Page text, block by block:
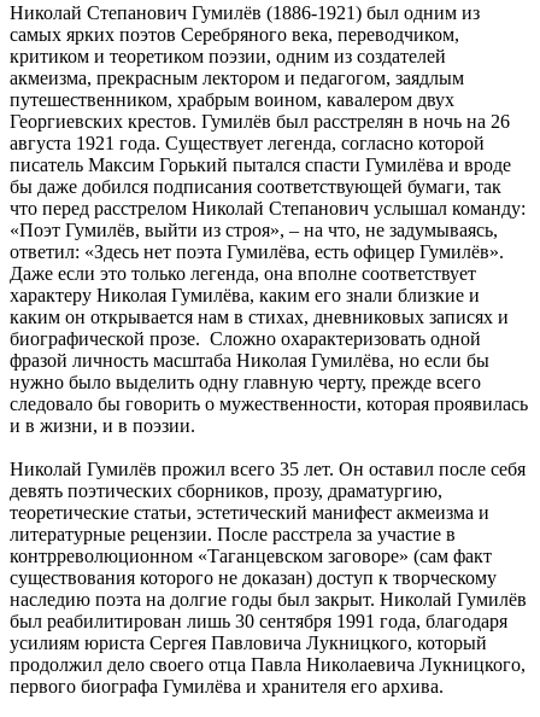
Николай Степанович Гумилёв (1886-1921) был одним из
самых ярких поэтов Серебряного века, переводчиком,
критиком и теоретиком поэзии, одним из создателей
акмеизма, прекрасным лектором и педагогом, заядлым
путешественником, храбрым воином, кавалером двух
Георгиевских крестов. Гумилёв был расстрелян в ночь на 26
августа 1921 года. Существует легенда, согласно которой
писатель Максим Горький пытался спасти Гумилёва и вроде
бы даже добился подписания соответствующей бумаги, так
что перед расстрелом Николай Степанович услышал команду:
«Поэт Гумилёв, выйти из строя», – на что, не задумываясь,
ответил: «Здесь нет поэта Гумилёва, есть офицер Гумилёв».
Даже если это только легенда, она вполне соответствует
характеру Николая Гумилёва, каким его знали близкие и
каким он открывается нам в стихах, дневниковых записях и
биографической прозе. Сложно охарактеризовать одной
фразой личность масштаба Николая Гумилёва, но если бы
нужно было выделить одну главную черту, прежде всего
следовало бы говорить о мужественности, которая проявилась
и в жизни, и в поэзии.
Николай Гумилёв прожил всего 35 лет. Он оставил после себя
девять поэтических сборников, прозу, драматургию,
теоретические статьи, эстетический манифест акмеизма и
литературные рецензии. После расстрела за участие в
контрреволюционном «Таганцевском заговоре» (сам факт
существования которого не доказан) доступ к творческому
наследию поэта на долгие годы был закрыт. Николай Гумилёв
был реабилитирован лишь 30 сентября 1991 года, благодаря
усилиям юриста Сергея Павловича Лукницкого, который
продолжил дело своего отца Павла Николаевича Лукницкого,
первого биографа Гумилёва и хранителя его архива.